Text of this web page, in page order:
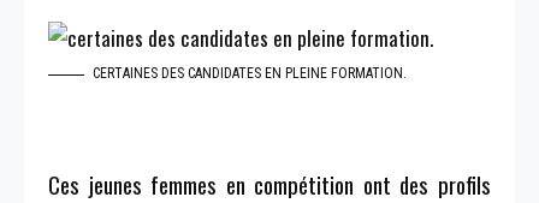
CERTAINES DES CANDIDATES EN PLEINE FORMATION.
Ces jeunes femmes en compétition ont des profils